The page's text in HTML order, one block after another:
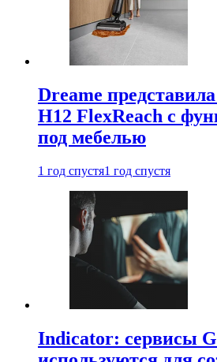
Dreame
H12 FlexReach с
под мебелью
1 год спустя1 год спустя
Indicator: сервисы